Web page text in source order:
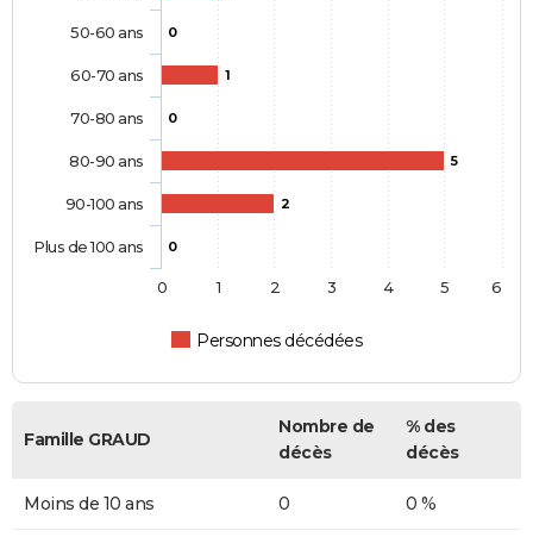
0
1
0
5
2
0
Personnes décédées
50-60 ans
60-70 ans
70-80 ans
80-90 ans
90-100 ans
Plus de 100 ans
0 1 2 3 4 5 6
Famille GRAUD
Nombre de
décès
% des
décès
Moins de 10 ans 0 0 %